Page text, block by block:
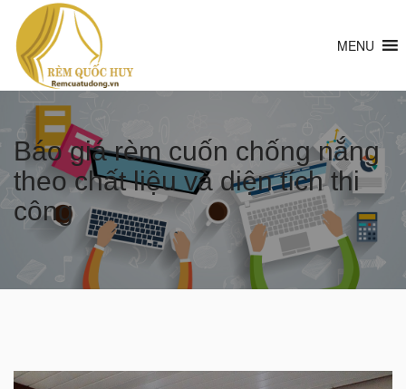
MENU
Báo giá rèm cuốn chống nắng
theo chất liệu và diện tích thi
công